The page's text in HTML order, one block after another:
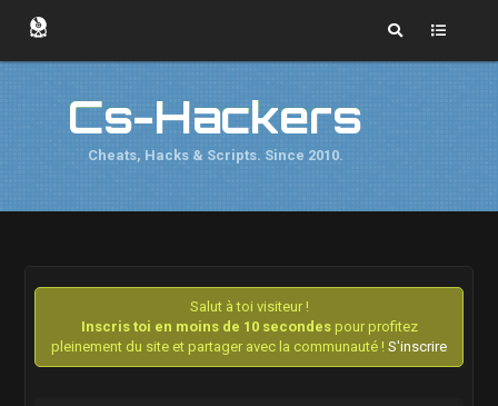
Cs-Hackers
Cheats, Hacks & Scripts. Since 2010.
Salut à toi visiteur !
Inscris toi en moins de 10 secondespour profitez
pleinement du site et partager avec la communauté ! S'inscrire